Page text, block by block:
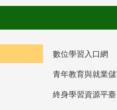
數位學習入口網
青年教育與就業
終身學習資源平臺